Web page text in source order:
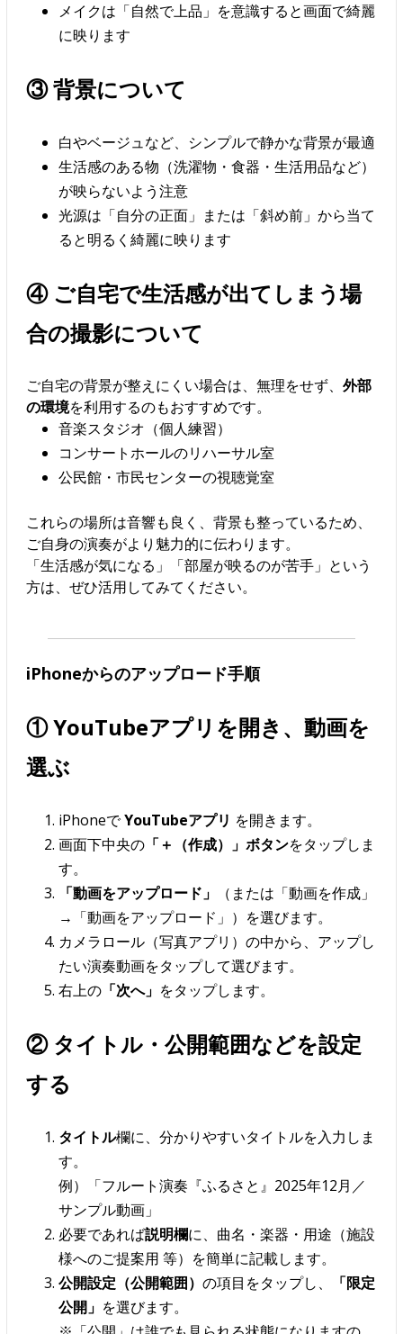
メイクは「自然で上品」を意識すると画面で綺麗
に映ります
③ 背景について
白やベージュなど、シンプルで静かな背景が最適
生活感のある物（洗濯物・食器・生活用品など）
が映らないよう注意
光源は「自分の正面」または「斜め前」から当て
ると明るく綺麗に映ります
④ ご自宅で生活感が出てしまう場
合の撮影について
ご自宅の背景が整えにくい場合は、無理をせず、 外部
の環境を利用するのもおすすめです。
音楽スタジオ（個人練習）
コンサートホールのリハーサル室
公民館・市民センターの視聴覚室
これらの場所は音響も良く、背景も整っているため、
ご自身の演奏がより魅力的に伝わります。
「生活感が気になる」「部屋が映るのが苦手」という
方は、ぜひ活用してみてください。
iPhoneからのアップロード手順
① YouTubeアプリを開き、動画を
選ぶ
iPhoneでYouTubeアプリ を開きます。
画面下中央の 「＋（作成）」ボタンをタップしま
す。
「動画をアップロード」
（または「動画を作成」
→「動画をアップロード」）を選びます。
カメラロール（写真アプリ）の中から、アップし
たい演奏動画をタップして選びます。
右上の 「次へ」 をタップします。
② タイトル・公開範囲などを設定
する
タイトル欄に、分かりやすいタイトルを入力しま
す。
例）「フルート演奏『ふるさと』2025年12月／
サンプル動画」
必要であれば説明欄に、曲名・楽器・用途（施設
様へのご提案用 等）を簡単に記載します。
公開設定（公開範囲） の項目をタップし、
「限定
公開」 を選びます。